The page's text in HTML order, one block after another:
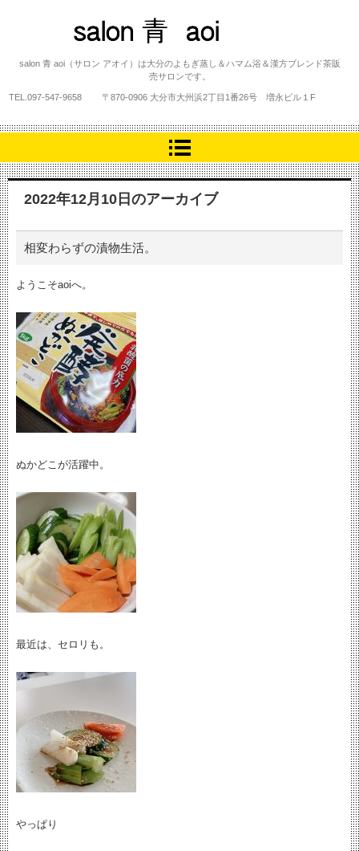
salon 青 aoi
salon 青 aoi（サロン アオイ）は大分のよもぎ蒸し＆ハマム浴＆漢方ブレンド茶販
売サロンです。
TEL. 097-547-9658 〒870-0906 大分市大州浜2丁目1番26号 増永ビル１F
2022年12月10日 のアーカイブ
相変わらずの漬物生活。
ようこそaoiへ。
ぬかどこが活躍中。
最近は、セロリも。
やっぱり